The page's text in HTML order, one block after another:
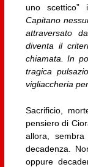
uno scettico”
Capitano
attraversato
diventa il
chiamata. In
tragica
vigliaccheria
Sacrificio,
pensiero di
allora,
decadenza.
oppure